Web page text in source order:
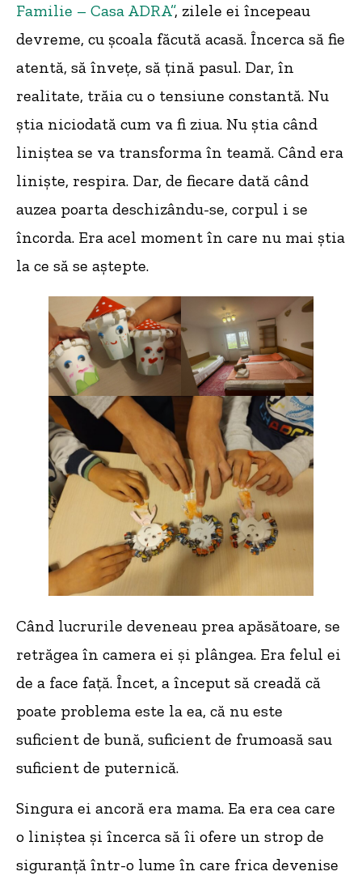
Familie – Casa ADRA”, zilele ei începeau
devreme, cu școala făcută acasă. Încerca să fie
atentă, să învețe, să țină pasul. Dar, în
realitate, trăia cu o tensiune constantă. Nu
știa niciodată cum va fi ziua. Nu știa când
liniștea se va transforma în teamă. Când era
liniște, respira. Dar, de fiecare dată când
auzea poarta deschizându-se, corpul i se
încorda. Era acel moment în care nu mai știa
la ce să se aștepte.
Când lucrurile deveneau prea apăsătoare, se
retrăgea în camera ei și plângea. Era felul ei
de a face față. Încet, a început să creadă că
poate problema este la ea, că nu este
suficient de bună, suficient de frumoasă sau
suficient de puternică.
Singura ei ancoră era mama. Ea era cea care
o liniștea și încerca să îi ofere un strop de
siguranță într-o lume în care frica devenise